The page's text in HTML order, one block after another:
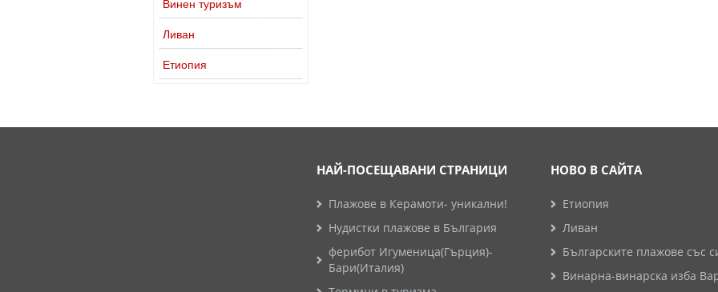
Винен туризъм
Ливан
Етиопия
НАЙ-ПОСЕЩАВАНИ СТРАНИЦИ
Плажове в Керамоти- уникални!
Нудистки плажове в България
ферибот Игуменица(Гърция)-
Бари(Италия)
НОВО В САЙТА
Етиопия
Ливан
Българските плажове със
Винарна-винарска изба